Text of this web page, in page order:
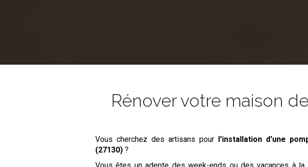
Rénover votre maison
Vous cherchez des artisans pour l'installation d'une
(27130) ?